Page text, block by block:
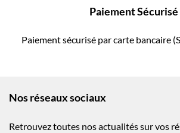
Paiement Sécurisé
Paiement sécurisé par carte bancaire
Nos réseaux sociaux
Retrouvez toutes nos actualités sur vos